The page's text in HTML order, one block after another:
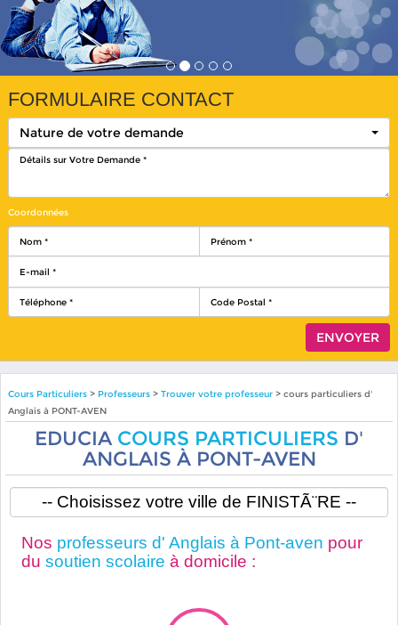
FORMULAIRE CONTACT
Nature de votre demande
Coordonnées
Cours Particuliers> Professeurs > Trouver votre professeur> cours particuliers d'
Anglais à PONT-AVEN
EDUCIA COURS PARTICULIERS D'
ANGLAIS À PONT-AVEN
Nos professeurs d' Anglais à Pont-aven pour
du soutien scolaire à domicile :